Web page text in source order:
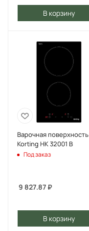
В корзину
Варочная поверхность
Korting HK 32001 B
Под заказ
9 827.87 ₽
В корзину